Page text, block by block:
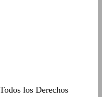
los Derechos